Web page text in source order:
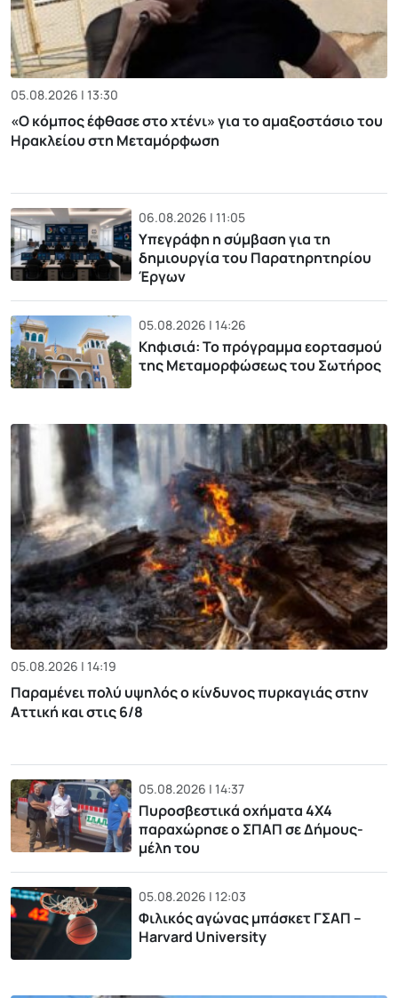
05.08.2026 | 13:30
«Ο κόμπος έφθασε στο χτένι» για το αμαξοστάσιο του
Ηρακλείου στη Μεταμόρφωση
06.08.2026 | 11:05
Υπεγράφη η σύμβαση για τη
δημιουργία του Παρατηρητηρίου
Έργων
05.08.2026 | 14:26
Κηφισιά: Το πρόγραμμα εορτασμού
της Μεταμορφώσεως του Σωτήρος
05.08.2026 | 14:19
Παραμένει πολύ υψηλός ο κίνδυνος πυρκαγιάς στην
Αττική και στις 6/8
05.08.2026 | 14:37
Πυροσβεστικά οχήματα 4Χ4
παραχώρησε ο ΣΠΑΠ σε Δήμους-
μέλη του
05.08.2026 | 12:03
Φιλικός αγώνας μπάσκετ ΓΣΑΠ –
Harvard University